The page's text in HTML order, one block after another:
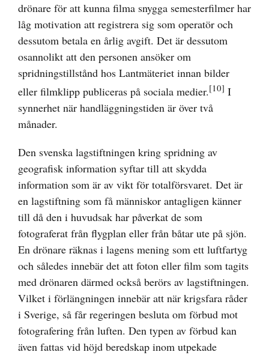
drönare för att kunna filma snygga semesterfilmer har
låg motivation att registrera sig som operatör och
dessutom betala en årlig avgift. Det är dessutom
osannolikt att den personen ansöker om
spridningstillstånd hos Lantmäteriet innan bilder
eller filmklipp publiceras på sociala medier.[10] I
synnerhet när handläggningstiden är över två
månader.
Den svenska lagstiftningen kring spridning av
geografisk information syftar till att skydda
information som är av vikt för totalförsvaret. Det är
en lagstiftning som få människor antagligen känner
till då den i huvudsak har påverkat de som
fotograferat från flygplan eller från båtar ute på sjön.
En drönare räknas i lagens mening som ett luftfartyg
och således innebär det att foton eller film som tagits
med drönaren därmed också berörs av lagstiftningen.
Vilket i förlängningen innebär att när krigsfara råder
i Sverige, så får regeringen besluta om förbud mot
fotografering från luften. Den typen av förbud kan
även fattas vid höjd beredskap inom utpekade